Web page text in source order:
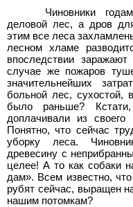
Чиновники
деловой лес, а дров
этим все леса
лесном хламе
впоследствии
случае же пожаров
значительнейших
больной лес, сухостой,
было раньше?
доплачивали из
Понятно, что сейчас
уборку леса.
древесину с
целее! А то как собаки
дам». Всем известно,
рубят сейчас, выращен
нашим потомкам?